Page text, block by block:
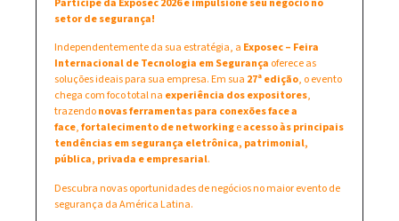
setor de segurança!
Independentemente da sua estratégia, a Exposec – Feira
Internacional de Tecnologia em Segurança oferece as
soluções ideais para sua empresa. Em sua 27ª edição, o evento
chega com foco total na experiência dos expositores,
trazendonovas ferramentas para conexões face a
face,fortalecimento de networkingeacesso às principais
tendências em segurança eletrônica, patrimonial,
pública, privada e empresarial.
Descubra novas oportunidades de negócios no maior evento de
segurança da América Latina.